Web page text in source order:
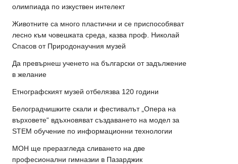
олимпиада по изкуствен интелект
Животните са много пластични и се приспособяват
лесно към човешката среда, казва проф. Николай
Спасов от Природонаучния музей
Да превърнеш ученето на български от задължение
в желание
Етнографският музей отбелязва 120 години
Белоградчишките скали и фестивалът „Опера на
върховете“ вдъхновяват създаването на модел за
STEM обучение по информационни технологии
МОН ще преразгледа сливането на две
професионални гимназии в Пазарджик